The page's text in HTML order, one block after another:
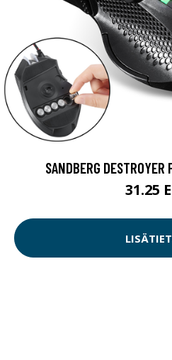
SANDBERG DESTROYER
31.25